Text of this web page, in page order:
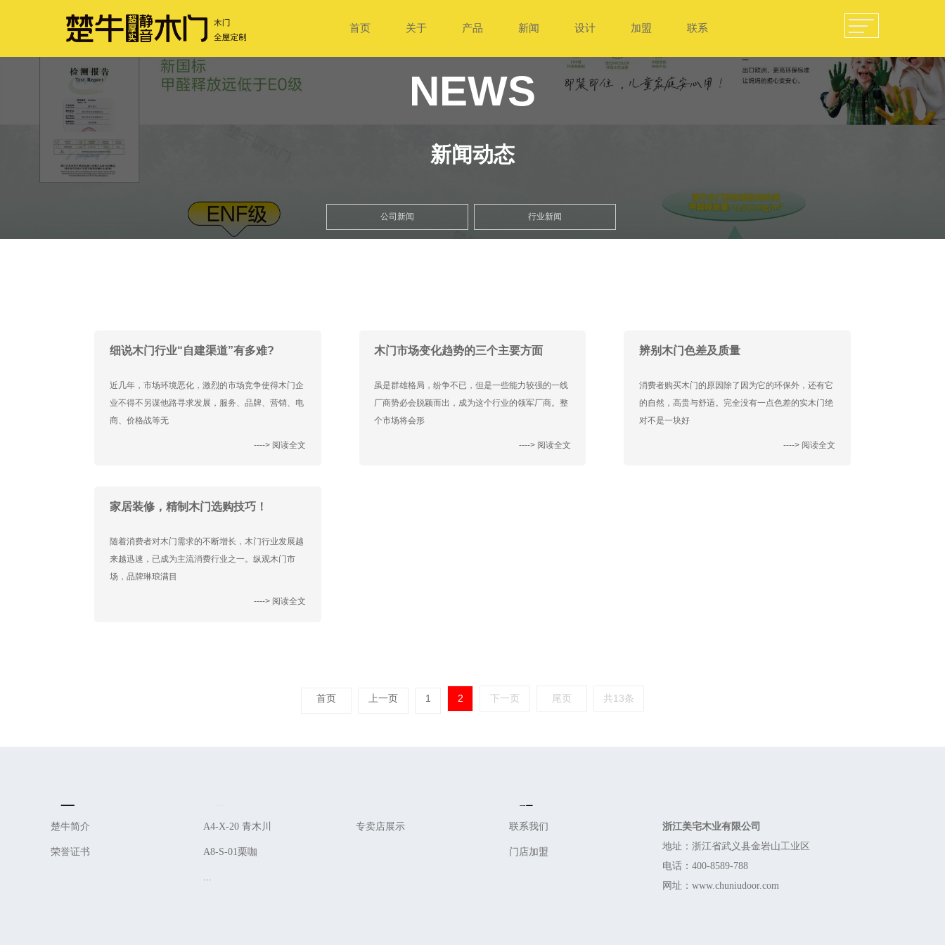
首页 关于 产品 新闻 设计 加盟 联系
NEWS
新闻动态
公司新闻 行业新闻
细说木门行业“自建渠道”有多难?
近几年，市场环境恶化，激烈的市场竞争使得木门企
业不得不另谋他路寻求发展，服务、品牌、营销、电
商、价格战等无
----> 阅读全文
木门市场变化趋势的三个主要方面
虽是群雄格局，纷争不已，但是一些能力较强的一线
厂商势必会脱颖而出，成为这个行业的领军厂商。整
个市场将会形
----> 阅读全文
辨别木门色差及质量
消费者购买木门的原因除了因为它的环保外，还有它
的自然，高贵与舒适。完全没有一点色差的实木门绝
对不是一块好
----> 阅读全文
家居装修，精制木门选购技巧！
随着消费者对木门需求的不断增长，木门行业发展越
来越迅速，已成为主流消费行业之一。纵观木门市
场，品牌琳琅满目
----> 阅读全文
首页 上一页 1 2 下一页 尾页 共13条
About Us
楚牛简介
荣誉证书
Product
A4-X-20 青木川
A8-S-01栗咖
Design
专卖店展示 Service
联系我们
门店加盟
Contact
浙江美宅木业有限公司
地址：浙江省武义县金岩山工业区
电话：400-8589-788
网址：www.chuniudoor.com